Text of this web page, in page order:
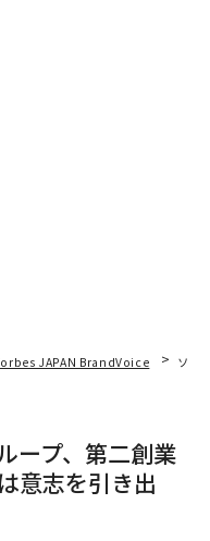
JAPAN BrandVoice ソニ
ープ、第二創業
意志を引き出